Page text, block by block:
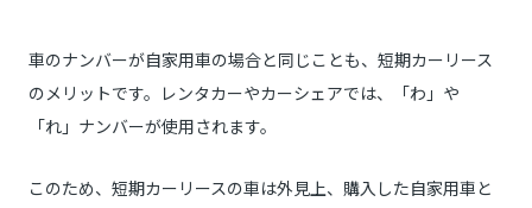
車のナンバーが自家用車の場合と同じことも、短期カーリース
のメリットです。レンタカーやカーシェアでは、「わ」や
「れ」ナンバーが使用されます。
このため、短期カーリースの車は外見上、購入した自家用車と